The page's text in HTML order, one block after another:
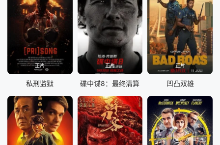
正片
私刑监狱
正片
碟中谍8：最终清算
正片
凹凸双雄